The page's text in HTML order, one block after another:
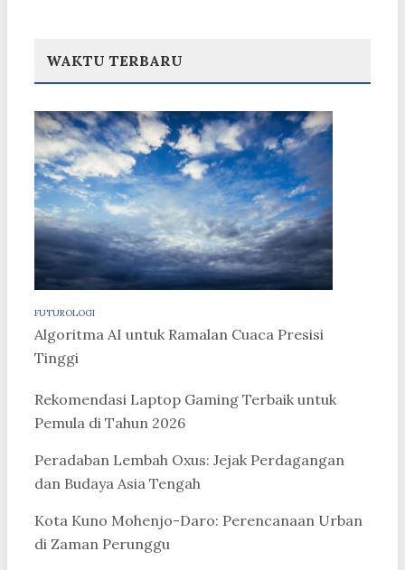
WAKTU TERBARU
FUTUROLOGI
Algoritma AI untuk Ramalan Cuaca Presisi
Tinggi
Rekomendasi Laptop Gaming Terbaik untuk
Pemula di Tahun 2026
Peradaban Lembah Oxus: Jejak Perdagangan
dan Budaya Asia Tengah
Kota Kuno Mohenjo-Daro: Perencanaan Urban
di Zaman Perunggu